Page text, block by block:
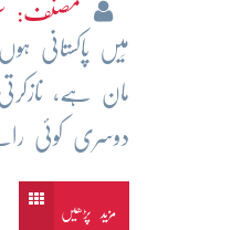
مصنف:
مَیں پاکستانی
مان ہے،
دوسری کوئی
مزید پڑھیں